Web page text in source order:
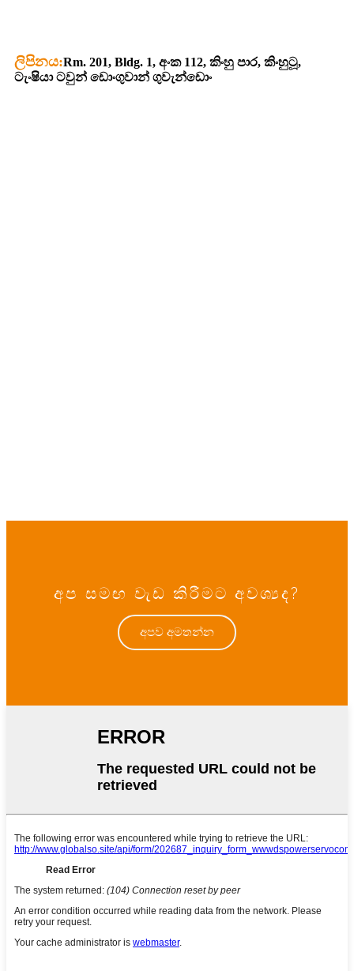
ලිපිනය:Rm. 201, Bldg. 1, අංක 112, කිංහු පාර, කිංහුටූ,
ටැංෂියා ටවුන් ඩොංගුවාන් ගුවැන්ඩොං
අප සමඟ වැඩ කිරීමට අවශ්‍යද?
අපව අමතන්න